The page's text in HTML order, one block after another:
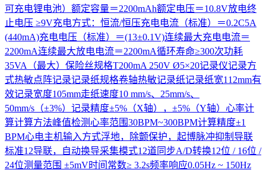
可充电锂电池）额定容量＝2200mAh额定电压＝10.8V放电终
止电压 ≥9V充电方式：恒流/恒压充电电流（标准）＝0.2C5A
(440mA)充电电压（标准）＝(13±0.1V)连续最大充电电流＝
2200mA连续最大放电电流＝2200mA循环寿命≥300次功耗
35VA（最大）保险丝规格T200mA 250V Ø5×20记录仪记录方
式热敏点阵记录记录纸规格卷轴热敏记录纸记录纸宽112mm有
效记录宽度105mm走纸速度10 mm/s、25mm/s、
50mm/s（±3%）记录精度±5%（X轴），±5%（Y轴）心率计
算计算方法峰值检测心率范围30BPM~300BPM计算精度±1
BPM心电主机输入方式浮地，除颤保护，起博脉冲抑制导联
标准12导联，自动换导采集模式12道同步A/D转换12位 / 16位 /
24位测量范围 ±5mV时间常数≥ 3.2s频率响应0.05Hz ~ 150Hz